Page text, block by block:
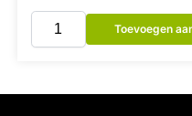
Toevoegen